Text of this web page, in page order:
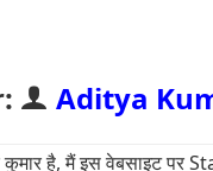
Aditya
कुमार है, मैं इस वेबसाइट पर